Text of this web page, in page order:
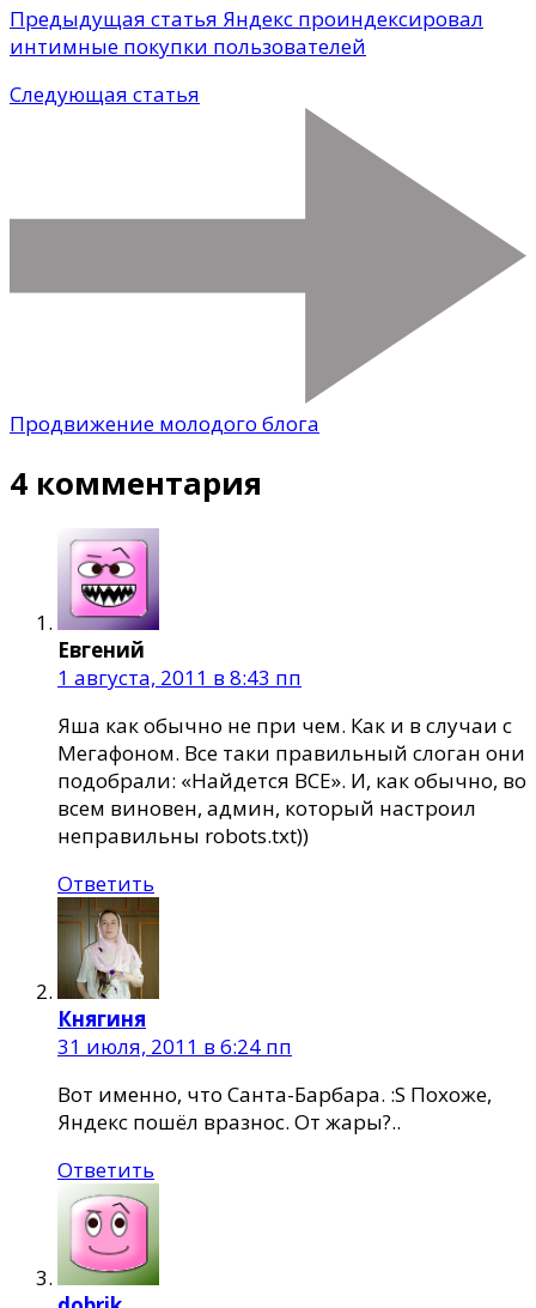
Предыдущая статья Яндекс проиндексировал
интимные покупки пользователей
Следующая статья
Продвижение молодого блога
4 комментария
Евгений
1 августа, 2011 в 8:43 пп
Яша как обычно не при чем. Как и в случаи с
Мегафоном. Все таки правильный слоган они
подобрали: «Найдется ВСЕ». И, как обычно, во
всем виновен, админ, который настроил
неправильны robots.txt))
Ответить
Княгиня
31 июля, 2011 в 6:24 пп
Вот именно, что Санта-Барбара. :S Похоже,
Яндекс пошёл вразнос. От жары?..
Ответить